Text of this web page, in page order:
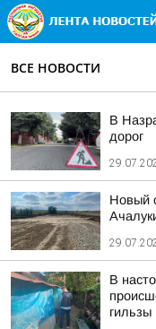
ВСЕ НОВОСТИ
В
дорог
Новый
В